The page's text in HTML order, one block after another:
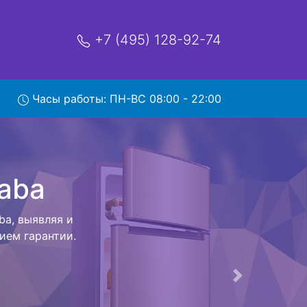
+7 (495) 128-92-74
Часы работы: ПН-ВС 08:00 - 22:00
и деньги на
и отвезет
внутри
закончит с
конечная
услуг от
и
Следующая